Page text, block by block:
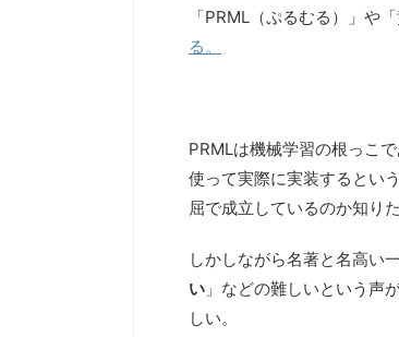
「PRML（ぷるむる）」や
る。
PRMLは機械学習の根っこ
使って実際に実装するとい
屈で成立しているのか知り
しかしながら名著と名高い
い 」などの難しいという声
しい。